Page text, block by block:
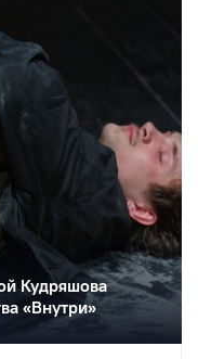
Кудряшова
«Внутри»